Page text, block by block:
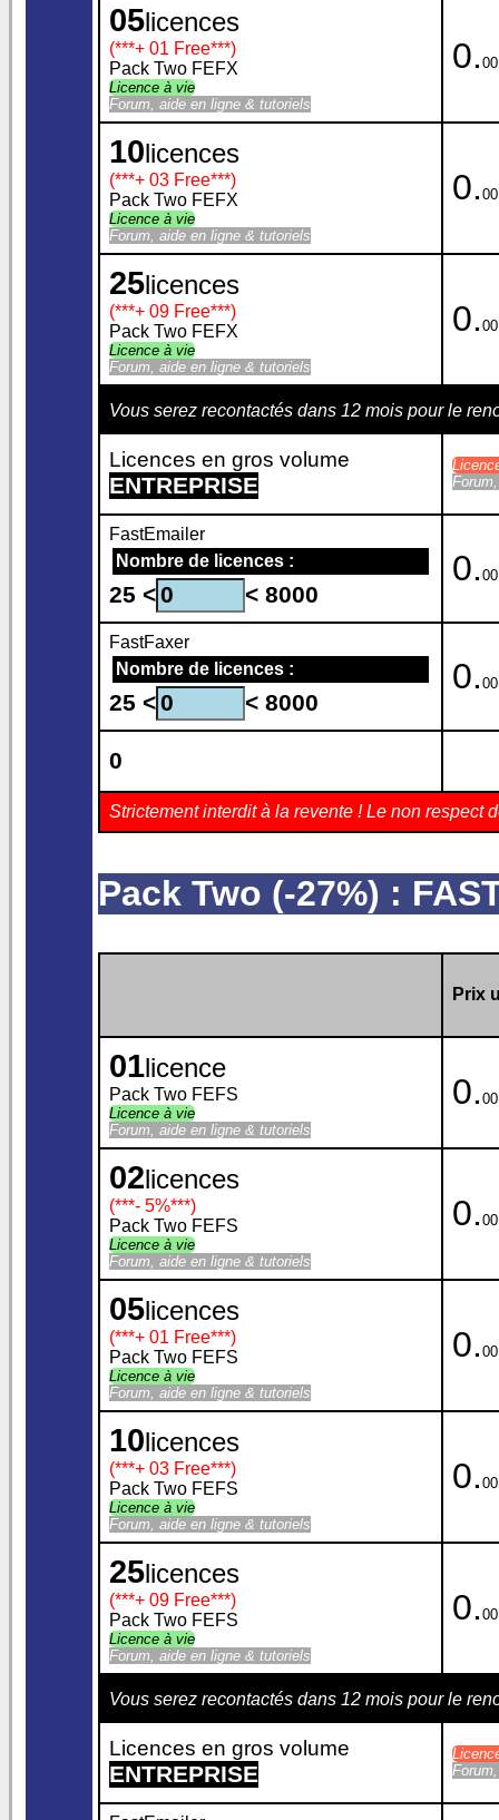
05licences
(***+ 01 Free***)
Pack Two FEFX
Licence à vie
Forum, aide en ligne & tutoriels
0. 00
10licences
(***+ 03 Free***)
Pack Two FEFX
Licence à vie
Forum, aide en ligne & tutoriels
0. 00
25licences
(***+ 09 Free***)
Pack Two FEFX
Licence à vie
Forum, aide en ligne & tutoriels
0. 00
Vous serez recontactés dans 12 mois pour le
Licences en gros volume
ENTREPRISE
FastEmailer
Nombre de licences :
25 < < 8000
0. 00
FastFaxer
Nombre de licences :
25 < < 8000
0. 00
0
Strictement interdit à la revente ! Le non respect
Pack Two (-27%) :
Prix
01licence
Pack Two FEFS
Licence à vie
Forum, aide en ligne & tutoriels
0. 00
02licences
(***- 5%***)
Pack Two FEFS
Licence à vie
Forum, aide en ligne & tutoriels
0. 00
05licences
(***+ 01 Free***)
Pack Two FEFS
Licence à vie
Forum, aide en ligne & tutoriels
0. 00
10licences
(***+ 03 Free***)
Pack Two FEFS
Licence à vie
Forum, aide en ligne & tutoriels
0. 00
25licences
(***+ 09 Free***)
Pack Two FEFS
Licence à vie
Forum, aide en ligne & tutoriels
0. 00
Vous serez recontactés dans 12 mois pour le
Licences en gros volume
ENTREPRISE